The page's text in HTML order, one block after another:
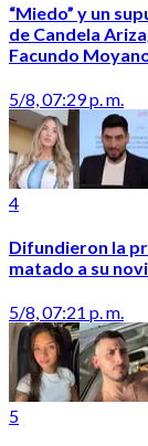
“Miedo” y un
de Candela
Facundo
5/8, 07:29 p. m.
4
Difundieron la
matado a su
5/8, 07:21 p. m.
5